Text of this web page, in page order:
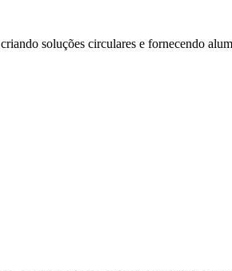
soluções circulares e fornecendo